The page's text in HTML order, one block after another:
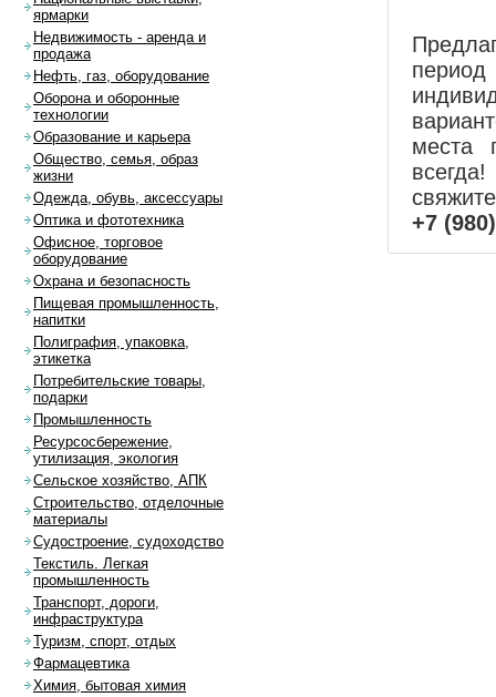
места
+7
ярмарки
Недвижимость - аренда и
продажа
Нефть, газ, оборудование
Оборона и оборонные
технологии
Образование и карьера
Общество, семья, образ
жизни
Одежда, обувь, аксессуары
Оптика и фототехника
Офисное, торговое
оборудование
Охрана и безопасность
Пищевая промышленность,
напитки
Полиграфия, упаковка,
этикетка
Потребительские товары,
подарки
Промышленность
Ресурсосбережение,
утилизация, экология
Сельское хозяйство, АПК
Строительство, отделочные
материалы
Судостроение, судоходство
Текстиль. Легкая
промышленность
Транспорт, дороги,
инфраструктура
Туризм, спорт, отдых
Фармацевтика
Химия, бытовая химия